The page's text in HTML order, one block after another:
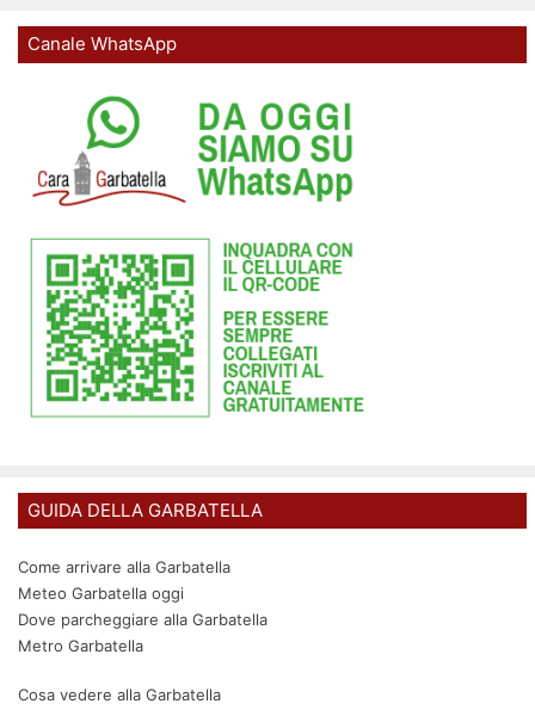
Canale WhatsApp
GUIDA DELLA GARBATELLA
Come arrivare alla Garbatella
Meteo Garbatella oggi
Dove parcheggiare alla Garbatella
Metro Garbatella
Cosa vedere alla Garbatella